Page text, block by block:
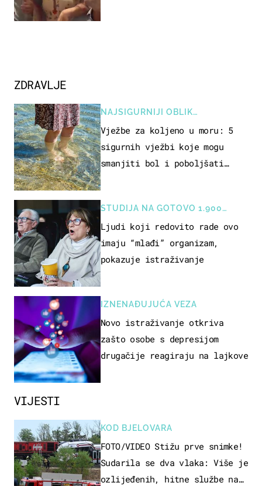
VIJESTI
KOD BJELOVARA
FOTO/VIDEO Stižu prve snimke!
Sudarila se dva vlaka: Više je
ozlijeđenih, hitne službe na
ZDRAVLJE
NAJSIGURNIJI OBLIK
REKREACIJE
Vježbe za koljeno u moru: 5
sigurnih vježbi koje mogu
smanjiti bol i poboljšati
STUDIJA NA GOTOVO 1.900
OSOBA
Ljudi koji redovito rade ovo
imaju “mlađi” organizam,
pokazuje istraživanje
IZNENAĐUJUĆA VEZA
Novo istraživanje otkriva
zašto osobe s depresijom
drugačije reagiraju na lajkove